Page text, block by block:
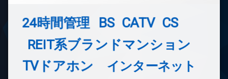
24時間管理 BS CATV CS
REIT系ブランドマンション
TVドアホン インターネット